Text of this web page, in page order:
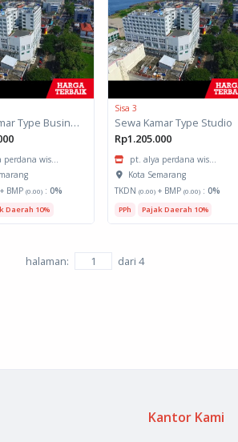
Sewa Kamar Type Business Suite
perdana wis...
BMP (0.00): 0%
Daerah 10%
Sisa 3
Sewa Kamar Type Studio
Rp1.205.000
pt. alya perdana wis...
Kota Semarang
TKDN(0.00) + BMP(0.00) :0%
PPh Pajak Daerah 10%
halaman: dari 4
Kantor Kami